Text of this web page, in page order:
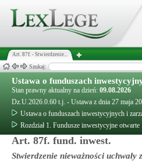
Art. 87f. - Stwierdzenie...
Szukaj:
Ustawa o funduszach
Stan prawny aktualny na dzień: 09.08.2026
Dz.U.2026.0.60 t.j. - Ustawa z dnia 27 maja
Ustawa o funduszach inwestycyjnych i
Rozdział 1. Fundusze inwestycyjne otwarte
Art. 87f. fund. inwest.
Stwierdzenie nieważności uchwały